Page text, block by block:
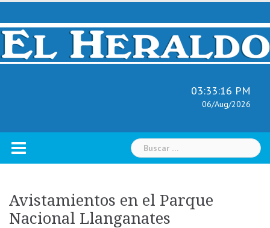
Skip
content
03:33:18 PM
06/Aug/2026
Buscar:
Avistamientos en el Parque
Nacional Llanganates